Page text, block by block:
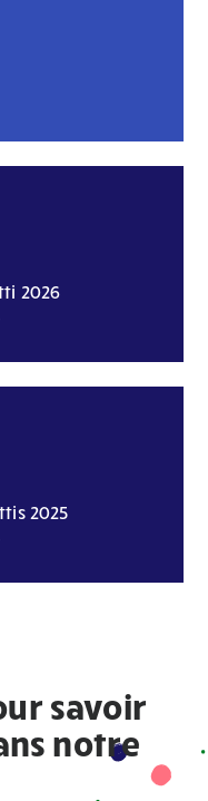
2026
2025
savoir
notre